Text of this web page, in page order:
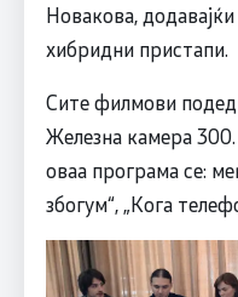
Новакова,
хибридни пристапи.
Сите филмови
Железна камера
оваа програма се:
збогум“, „Кога